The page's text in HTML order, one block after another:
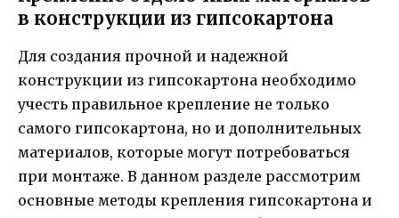
в конструкции из гипсокартона
Для создания прочной и надежной
конструкции из гипсокартона необходимо
учесть правильное крепление не только
самого гипсокартона, но и дополнительных
материалов, которые могут потребоваться
при монтаже. В данном разделе рассмотрим
основные методы крепления гипсокартона и